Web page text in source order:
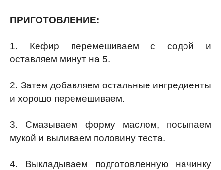
ПРИГОТОВЛЕНИЕ:
1. Кефир перемешиваем с содой и
оставляем минут на 5.
2. Затем добавляем остальные ингредиенты
и хорошо перемешиваем.
3. Смазываем форму маслом, посыпаем
мукой и выливаем половину теста.
4. Выкладываем подготовленную начинку